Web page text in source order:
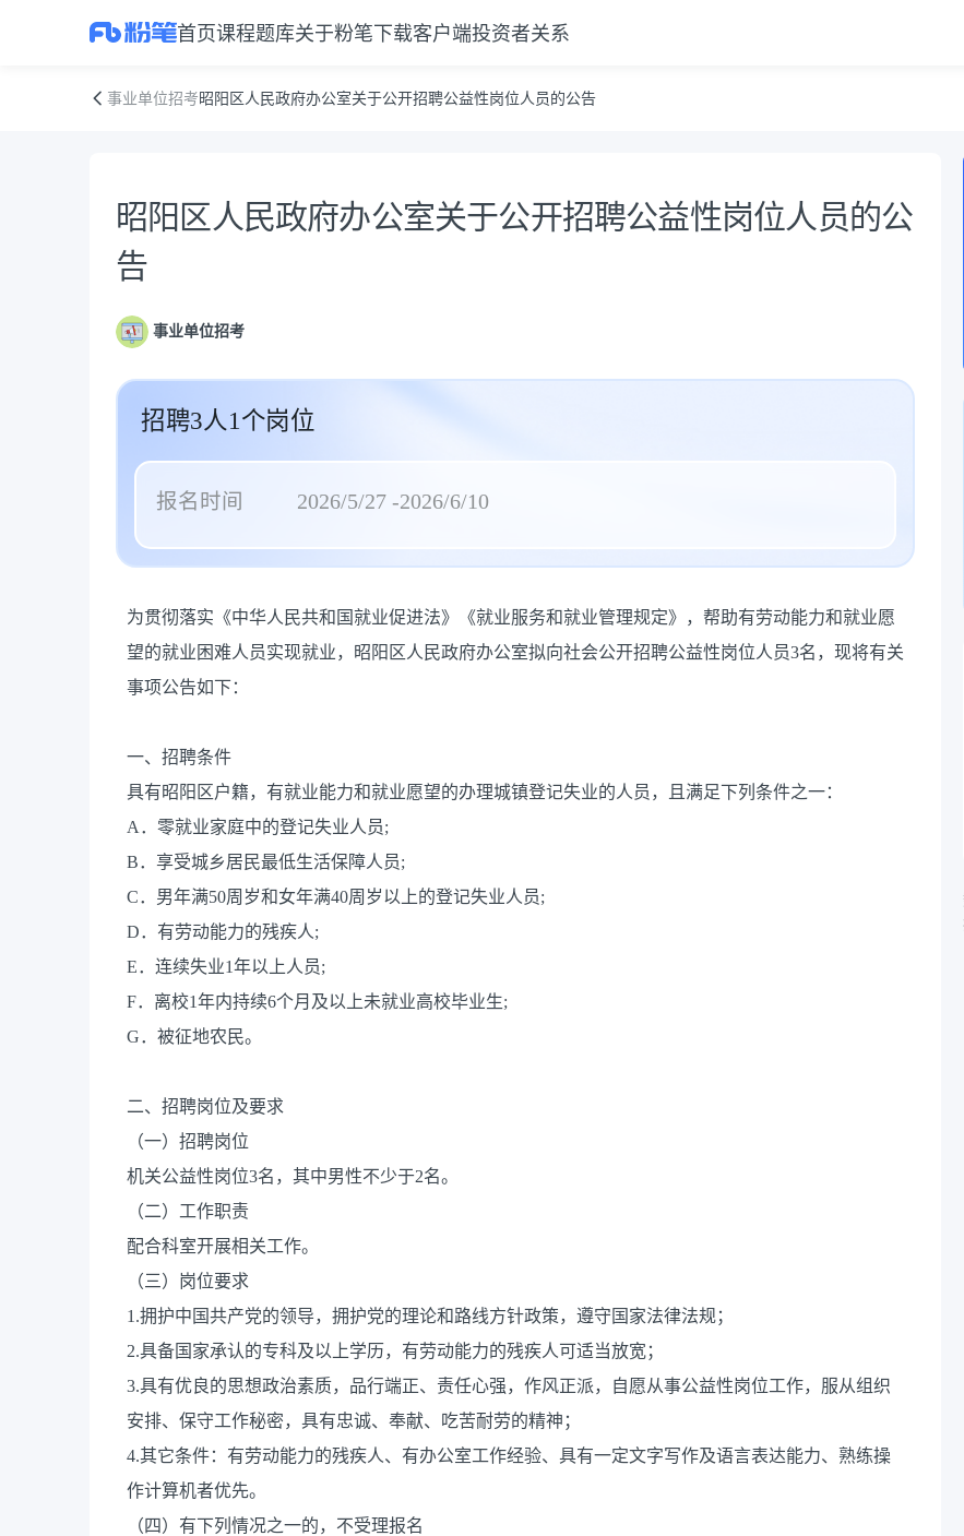
首页课程题库关于粉笔下载客户端投资者关系
事业单位招考昭阳区人民政府办公室关于公开招聘公益性岗位人员的公告
公告正文
昭阳区人民政府办公室关于公开招聘公益性岗位人员的公
告
事业单位招考
招聘3人1个岗位
报名时间 2026/5/27 -2026/6/10
为贯彻落实《中华人民共和国就业促进法》《就业服务和就业管理规定》，帮助有劳动能力和就业愿
望的就业困难人员实现就业，昭阳区人民政府办公室拟向社会公开招聘公益性岗位人员3名，现将有关
事项公告如下：
一、招聘条件
具有昭阳区户籍，有就业能力和就业愿望的办理城镇登记失业的人员，且满足下列条件之一：
A．零就业家庭中的登记失业人员;
B．享受城乡居民最低生活保障人员;
C．男年满50周岁和女年满40周岁以上的登记失业人员;
D．有劳动能力的残疾人;
E．连续失业1年以上人员;
F．离校1年内持续6个月及以上未就业高校毕业生;
G．被征地农民。
二、招聘岗位及要求
（一）招聘岗位
机关公益性岗位3名，其中男性不少于2名。
（二）工作职责
配合科室开展相关工作。
（三）岗位要求
1.拥护中国共产党的领导，拥护党的理论和路线方针政策，遵守国家法律法规；
2.具备国家承认的专科及以上学历，有劳动能力的残疾人可适当放宽；
3.具有优良的思想政治素质，品行端正、责任心强，作风正派，自愿从事公益性岗位工作，服从组织
安排、保守工作秘密，具有忠诚、奉献、吃苦耐劳的精神；
4.其它条件：有劳动能力的残疾人、有办公室工作经验、具有一定文字写作及语言表达能力、熟练操
作计算机者优先。
（四）有下列情况之一的，不受理报名